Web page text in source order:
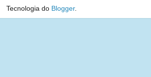
Tecnologia do Blogger.